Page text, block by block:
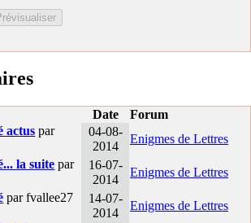
Date
Forum
actus par
04-08-
2014
Enigmes de Lettres
la suite par
16-07-
2014
Enigmes de Lettres
par fvallee27
14-07-
2014
Enigmes de Lettres